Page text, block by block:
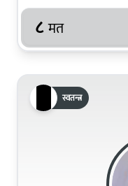
८ मत
स्वतन्त्र